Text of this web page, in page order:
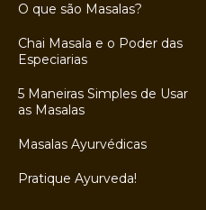
O que são Masalas?
Chai Masala e o Poder das
Especiarias
5 Maneiras Simples de Usar
as Masalas
Masalas Ayurvédicas
Pratique Ayurveda!